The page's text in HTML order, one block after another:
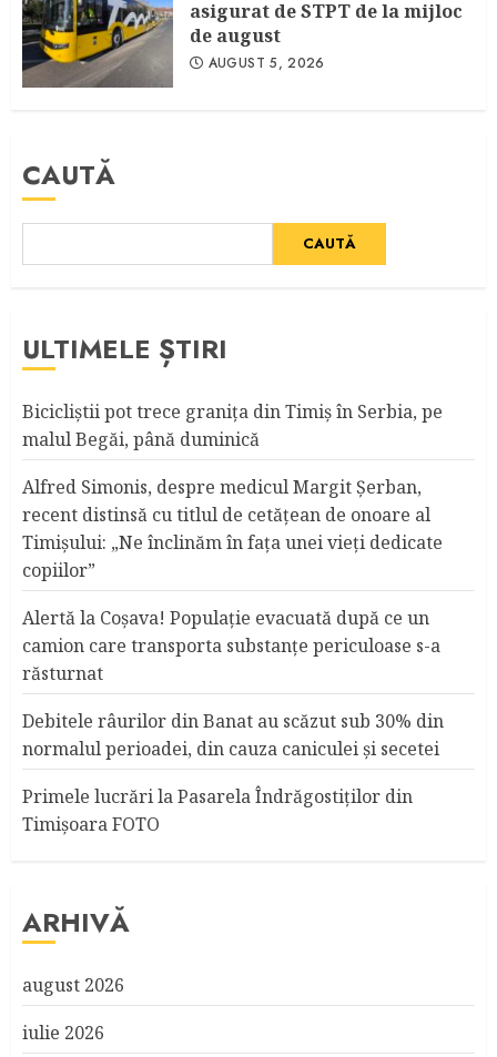
asigurat de STPT de la mijloc
de august
AUGUST 5, 2026
CAUTĂ
CAUTĂ
ULTIMELE ȘTIRI
Bicicliştii pot trece graniţa din Timiş în Serbia, pe
malul Begăi, până duminică
Alfred Simonis, despre medicul Margit Şerban,
recent distinsă cu titlul de cetățean de onoare al
Timişului: „Ne înclinăm în fața unei vieți dedicate
copiilor”
Alertă la Coşava! Populaţie evacuată după ce un
camion care transporta substanţe periculoase s-a
răsturnat
Debitele râurilor din Banat au scăzut sub 30% din
normalul perioadei, din cauza caniculei şi secetei
Primele lucrări la Pasarela Îndrăgostiţilor din
Timişoara FOTO
ARHIVĂ
august 2026
iulie 2026